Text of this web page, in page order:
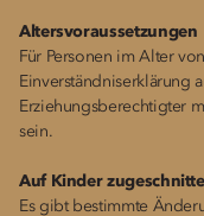
Altersvoraussetzungen
Für Personen im Alter
Einverständniserklärung
Erziehungsberechtigter
sein.
Auf Kinder
Es gibt bestimmte